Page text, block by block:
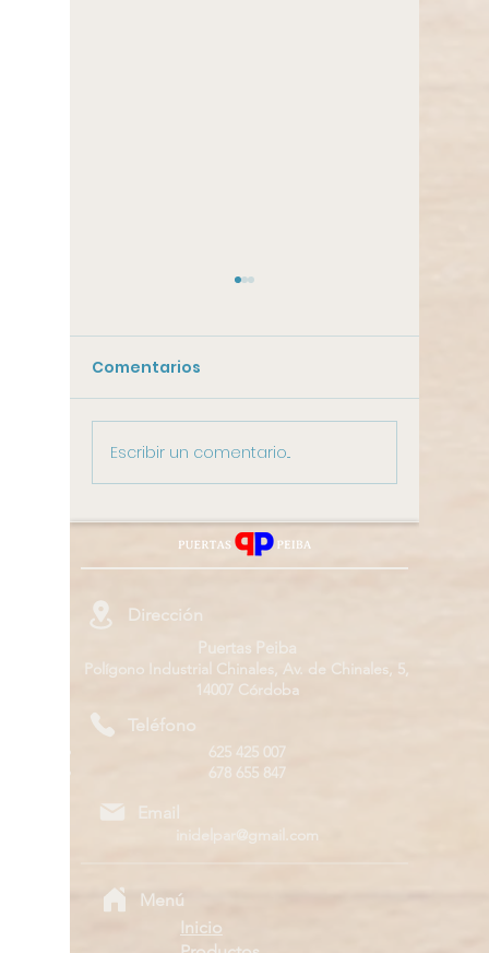
Armarios modulares:
versatilidad y estilo
para tu hogar
Comentarios
Escribir un comentario...
Dirección
Teléfono
Email
Puertas Peiba
Polígono Industrial Chinales, Av. de Chinales, 5,
14007 Córdoba
625 425 007
678 655 847
inidelpar@gmail.com
Inicio
Menú